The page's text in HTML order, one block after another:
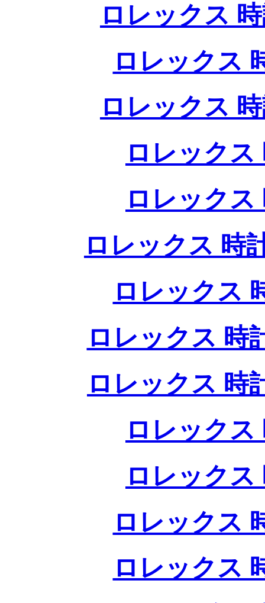
ロレックス
ロレックス
ロレックス
ロレックス
ロレックス
ロレックス 時
ロレックス
ロレックス 時
ロレックス 時
ロレックス
ロレックス
ロレックス
ロレックス